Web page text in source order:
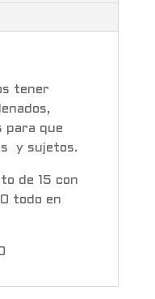
tener
para que
y sujetos.
de 15 con
todo en